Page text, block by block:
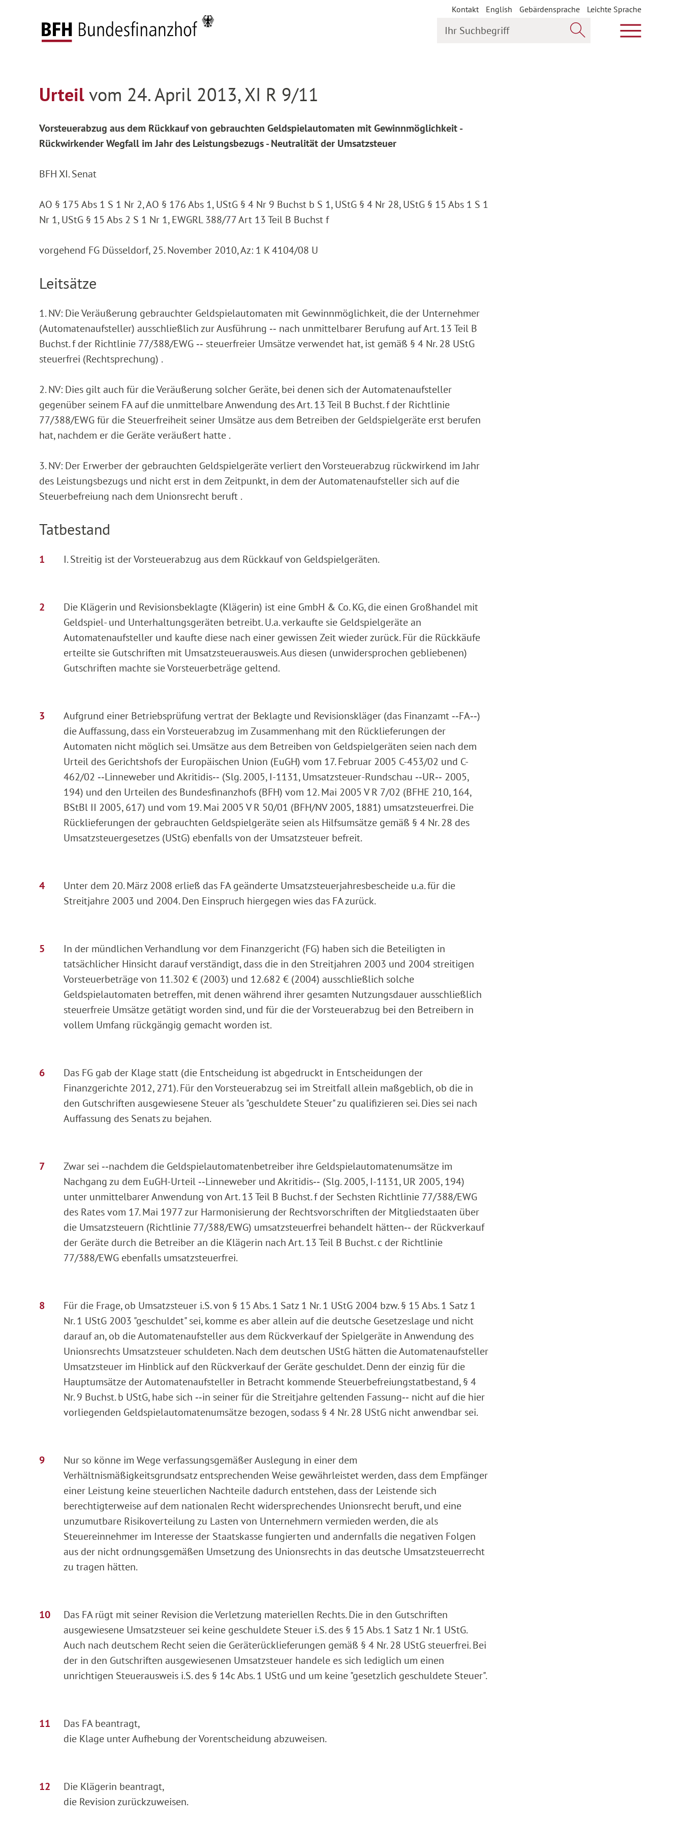
Kontakt English Gebärdensprache
Leichte Sprache
Hauptmenü
Startseite
Urteilvom 24. April 2013, XI R 9/11
Vorsteuerabzug aus dem Rückkauf von gebrauchten Geldspielautomaten mit Gewinnmöglichkeit -
Rückwirkender Wegfall im Jahr des Leistungsbezugs - Neutralität der Umsatzsteuer
BFH XI. Senat
AO § 175 Abs 1 S 1 Nr 2, AO § 176 Abs 1, UStG § 4 Nr 9 Buchst b S 1, UStG § 4 Nr 28, UStG § 15 Abs 1 S 1
Nr 1, UStG § 15 Abs 2 S 1 Nr 1, EWGRL 388/77 Art 13 Teil B Buchst f
vorgehend FG Düsseldorf, 25. November 2010, Az: 1 K 4104/08 U
Leitsätze
1. NV: Die Veräußerung gebrauchter Geldspielautomaten mit Gewinnmöglichkeit, die der Unternehmer
(Automatenaufsteller) ausschließlich zur Ausführung ‑‑ nach unmittelbarer Berufung auf Art. 13 Teil B
Buchst. f der Richtlinie 77/388/EWG ‑‑ steuerfreier Umsätze verwendet hat, ist gemäß § 4 Nr. 28 UStG
steuerfrei (Rechtsprechung) .
2. NV: Dies gilt auch für die Veräußerung solcher Geräte, bei denen sich der Automatenaufsteller
gegenüber seinem FA auf die unmittelbare Anwendung des Art. 13 Teil B Buchst. f der Richtlinie
77/388/EWG für die Steuerfreiheit seiner Umsätze aus dem Betreiben der Geldspielgeräte erst berufen
hat, nachdem er die Geräte veräußert hatte .
3. NV: Der Erwerber der gebrauchten Geldspielgeräte verliert den Vorsteuerabzug rückwirkend im Jahr
des Leistungsbezugs und nicht erst in dem Zeitpunkt, in dem der Automatenaufsteller sich auf die
Steuerbefreiung nach dem Unionsrecht beruft .
Tatbestand
I. Streitig ist der Vorsteuerabzug aus dem Rückkauf von Geldspielgeräten.
Die Klägerin und Revisionsbeklagte (Klägerin) ist eine GmbH & Co. KG, die einen Großhandel mit
Geldspiel- und Unterhaltungsgeräten betreibt. U.a. verkaufte sie Geldspielgeräte an
Automatenaufsteller und kaufte diese nach einer gewissen Zeit wieder zurück. Für die Rückkäufe
erteilte sie Gutschriften mit Umsatzsteuerausweis. Aus diesen (unwidersprochen gebliebenen)
Gutschriften machte sie Vorsteuerbeträge geltend.
Aufgrund einer Betriebsprüfung vertrat der Beklagte und Revisionskläger (das Finanzamt ‑‑FA‑‑)
die Auffassung, dass ein Vorsteuerabzug im Zusammenhang mit den Rücklieferungen der
Automaten nicht möglich sei. Umsätze aus dem Betreiben von Geldspielgeräten seien nach dem
Urteil des Gerichtshofs der Europäischen Union (EuGH) vom 17. Februar 2005 C-453/02 und C-
462/02 ‑‑Linneweber und Akritidis‑‑ (Slg. 2005, I-1131, Umsatzsteuer-Rundschau ‑‑UR‑‑ 2005,
194) und den Urteilen des Bundesfinanzhofs (BFH) vom 12. Mai 2005 V R 7/02 (BFHE 210, 164,
BStBl II 2005, 617) und vom 19. Mai 2005 V R 50/01 (BFH/NV 2005, 1881) umsatzsteuerfrei. Die
Rücklieferungen der gebrauchten Geldspielgeräte seien als Hilfsumsätze gemäß § 4 Nr. 28 des
Umsatzsteuergesetzes (UStG) ebenfalls von der Umsatzsteuer befreit.
Unter dem 20. März 2008 erließ das FA geänderte Umsatzsteuerjahresbescheide u.a. für die
Streitjahre 2003 und 2004. Den Einspruch hiergegen wies das FA zurück.
In der mündlichen Verhandlung vor dem Finanzgericht (FG) haben sich die Beteiligten in
tatsächlicher Hinsicht darauf verständigt, dass die in den Streitjahren 2003 und 2004 streitigen
Vorsteuerbeträge von 11.302 € (2003) und 12.682 € (2004) ausschließlich solche
Geldspielautomaten betreffen, mit denen während ihrer gesamten Nutzungsdauer ausschließlich
steuerfreie Umsätze getätigt worden sind, und für die der Vorsteuerabzug bei den Betreibern in
vollem Umfang rückgängig gemacht worden ist.
Das FG gab der Klage statt (die Entscheidung ist abgedruckt in Entscheidungen der
Finanzgerichte 2012, 271). Für den Vorsteuerabzug sei im Streitfall allein maßgeblich, ob die in
den Gutschriften ausgewiesene Steuer als "geschuldete Steuer" zu qualifizieren sei. Dies sei nach
Auffassung des Senats zu bejahen.
Zwar sei ‑‑nachdem die Geldspielautomatenbetreiber ihre Geldspielautomatenumsätze im
Nachgang zu dem EuGH-Urteil ‑‑Linneweber und Akritidis‑‑ (Slg. 2005, I-1131, UR 2005, 194)
unter unmittelbarer Anwendung von Art. 13 Teil B Buchst. f der Sechsten Richtlinie 77/388/EWG
des Rates vom 17. Mai 1977 zur Harmonisierung der Rechtsvorschriften der Mitgliedstaaten über
die Umsatzsteuern (Richtlinie 77/388/EWG) umsatzsteuerfrei behandelt hätten‑‑ der Rückverkauf
der Geräte durch die Betreiber an die Klägerin nach Art. 13 Teil B Buchst. c der Richtlinie
77/388/EWG ebenfalls umsatzsteuerfrei.
Für die Frage, ob Umsatzsteuer i.S. von § 15 Abs. 1 Satz 1 Nr. 1 UStG 2004 bzw. § 15 Abs. 1 Satz 1
Nr. 1 UStG 2003 "geschuldet" sei, komme es aber allein auf die deutsche Gesetzeslage und nicht
darauf an, ob die Automatenaufsteller aus dem Rückverkauf der Spielgeräte in Anwendung des
Unionsrechts Umsatzsteuer schuldeten. Nach dem deutschen UStG hätten die Automatenaufsteller
Umsatzsteuer im Hinblick auf den Rückverkauf der Geräte geschuldet. Denn der einzig für die
Hauptumsätze der Automatenaufsteller in Betracht kommende Steuerbefreiungstatbestand, § 4
Nr. 9 Buchst. b UStG, habe sich ‑‑in seiner für die Streitjahre geltenden Fassung‑‑ nicht auf die hier
vorliegenden Geldspielautomatenumsätze bezogen, sodass § 4 Nr. 28 UStG nicht anwendbar sei.
Nur so könne im Wege verfassungsgemäßer Auslegung in einer dem
Verhältnismäßigkeitsgrundsatz entsprechenden Weise gewährleistet werden, dass dem Empfänger
einer Leistung keine steuerlichen Nachteile dadurch entstehen, dass der Leistende sich
berechtigterweise auf dem nationalen Recht widersprechendes Unionsrecht beruft, und eine
unzumutbare Risikoverteilung zu Lasten von Unternehmern vermieden werden, die als
Steuereinnehmer im Interesse der Staatskasse fungierten und andernfalls die negativen Folgen
aus der nicht ordnungsgemäßen Umsetzung des Unionsrechts in das deutsche Umsatzsteuerrecht
zu tragen hätten.
Das FA rügt mit seiner Revision die Verletzung materiellen Rechts. Die in den Gutschriften
ausgewiesene Umsatzsteuer sei keine geschuldete Steuer i.S. des § 15 Abs. 1 Satz 1 Nr. 1 UStG.
Auch nach deutschem Recht seien die Geräterücklieferungen gemäß § 4 Nr. 28 UStG steuerfrei. Bei
der in den Gutschriften ausgewiesenen Umsatzsteuer handele es sich lediglich um einen
unrichtigen Steuerausweis i.S. des § 14c Abs. 1 UStG und um keine "gesetzlich geschuldete Steuer".
Das FA beantragt,
die Klage unter Aufhebung der Vorentscheidung abzuweisen.
Die Klägerin beantragt,
die Revision zurückzuweisen.